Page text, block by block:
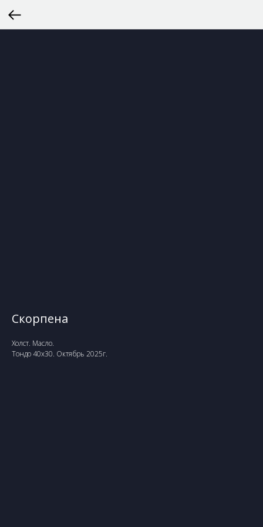
Скорпена
Холст. Масло.
Тондо 40х30. Октябрь 2025г.